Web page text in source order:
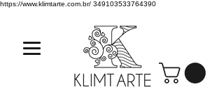
https://www.klimtarte.com.br/ 349103533764390